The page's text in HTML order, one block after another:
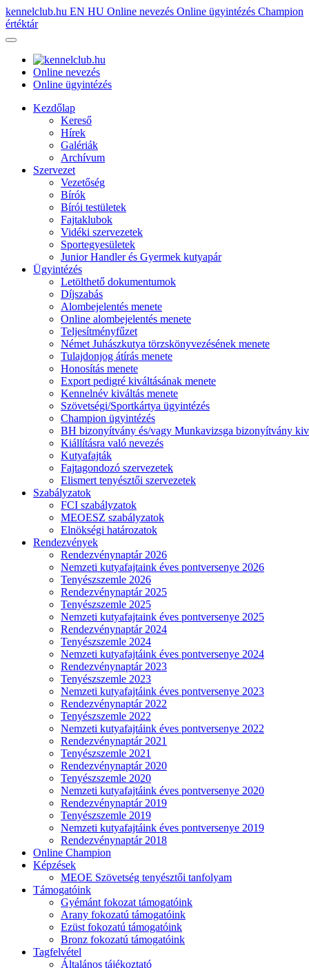
kennelclub.hu EN HU Online nevezés Online ügyintézés Champion
értéktár
Online nevezés
Online ügyintézés
Kezdőlap
Kereső
Hírek
Galériák
Archívum
Szervezet
Vezetőség
Bírók
Bírói testületek
Fajtaklubok
Vidéki szervezetek
Sportegyesületek
Junior Handler és Gyermek kutyapár
Ügyintézés
Letölthető dokumentumok
Díjszabás
Alombejelentés menete
Online alombejelentés menete
Teljesítményfűzet
Német Juhászkutya törzskönyvezésének menete
Tulajdonjog átírás menete
Honosítás menete
Export pedigré kiváltásának menete
Kennelnév kiváltás menete
Szövetségi/Sportkártya ügyintézés
Champion ügyintézés
BH bizonyítvány és/vagy Munkavizsga bizonyítvány
Kiállításra való nevezés
Kutyafajták
Fajtagondozó szervezetek
Elismert tenyésztői szervezetek
Szabályzatok
FCI szabályzatok
MEOESZ szabályzatok
Elnökségi határozatok
Rendezvények
Rendezvénynaptár 2026
Nemzeti kutyafajtaink éves pontversenye 2026
Tenyészszemle 2026
Rendezvénynaptár 2025
Tenyészszemle 2025
Nemzeti kutyafajtaink éves pontversenye 2025
Rendezvénynaptár 2024
Tenyészszemle 2024
Nemzeti kutyafajtáink éves pontversenye 2024
Rendezvénynaptár 2023
Tenyészszemle 2023
Nemzeti kutyafajtáink éves pontversenye 2023
Rendezvénynaptár 2022
Tenyészszemle 2022
Nemzeti kutyafajtáink éves pontversenye 2022
Rendezvénynaptár 2021
Tenyészszemle 2021
Rendezvénynaptár 2020
Tenyészszemle 2020
Nemzeti kutyafajtáink éves pontversenye 2020
Rendezvénynaptár 2019
Tenyészszemle 2019
Nemzeti kutyafajtáink éves pontversenye 2019
Rendezvénynaptár 2018
Online Champion
Képzések
MEOE Szövetség tenyésztői tanfolyam
Támogatóink
Gyémánt fokozat támogatóink
Arany fokozatú támogatóink
Ezüst fokozatú támogatóink
Bronz fokozatú támogatóink
Tagfelvétel
Általános tájékoztató